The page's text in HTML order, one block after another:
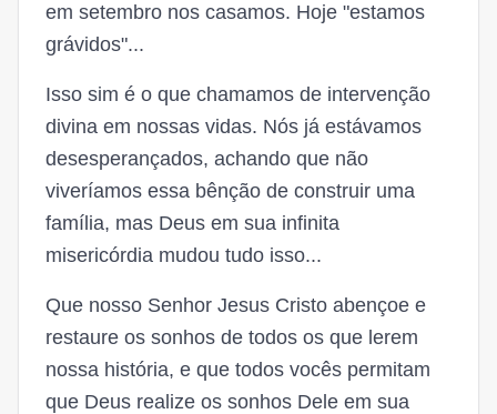
em setembro nos casamos. Hoje "estamos
grávidos"...
Isso sim é o que chamamos de intervenção
divina em nossas vidas. Nós já estávamos
desesperançados, achando que não
viveríamos essa bênção de construir uma
família, mas Deus em sua infinita
misericórdia mudou tudo isso...
Que nosso Senhor Jesus Cristo abençoe e
restaure os sonhos de todos os que lerem
nossa história, e que todos vocês permitam
que Deus realize os sonhos Dele em sua